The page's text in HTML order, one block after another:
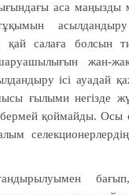
аса маңызды
салаға болсын
жан-
ісі ауадай
ғылыми негізде
бермей қоймайды. Осы